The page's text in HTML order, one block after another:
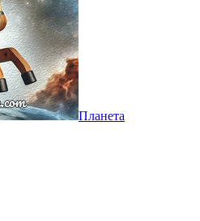
Планета